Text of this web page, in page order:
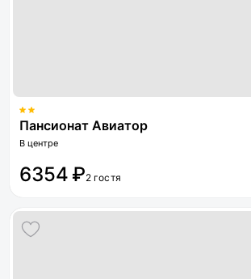
Пансионат Авиатор
В центре
6354 ₽2 гостя